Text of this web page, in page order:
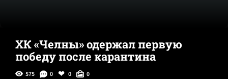
ХК «Челны» одержал первую
победу после карантина
575 0 0 0